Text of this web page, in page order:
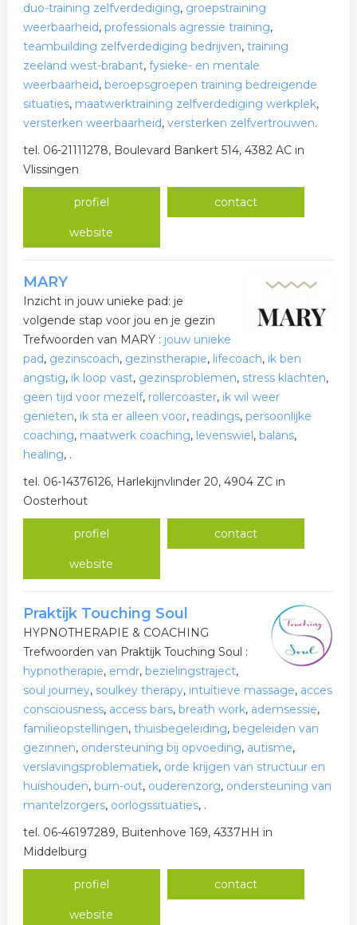
duo-training zelfverdediging, groeps­training
weerbaarheid, professionals agressie training,
teambuilding zelfverdediging bedrijven, training
zeeland west-brabant, fysieke- en mentale
weerbaarheid, beroepsgroepen training bedreigende
situaties, maatwerktraining zelfverdediging werkplek,
versterken weerbaarheid, versterken zelfvertrouwen.
tel. 06-21111278, Boulevard Bankert 514, 4382 AC in
Vlissingen
profiel contact
website
MARY
Inzicht in jouw unieke pad: je
volgende stap voor jou en je gezin
Trefwoorden van MARY : jouw unieke
pad, gezinscoach, gezinstherapie, lifecoach, ik ben
angstig, ik loop vast, gezinsproblemen, stress klachten,
geen tijd voor mezelf, rollercoaster, ik wil weer
genieten, ik sta er alleen voor, readings, persoonlijke
coaching, maatwerk coaching, levenswiel, balans,
healing, .
tel. 06-14376126, Harlekijnvlinder 20, 4904 ZC in
Oosterhout
profiel contact
website
Praktijk Touching Soul
HYPNOTHERAPIE & COACHING
Trefwoorden van Praktijk Touching Soul :
hypnotherapie, emdr, bezielingstraject,
soul journey, soulkey therapy, intuïtieve massage, acces
consciousness, access bars, breath work, ademsessie,
familieopstellingen, thuisbegeleiding, begeleiden van
gezinnen, ondersteuning bij opvoeding, autisme,
verslavingsproblematiek, orde krijgen van structuur en
huishouden, burn-out, ouderenzorg, ondersteuning van
mantelzorgers, oorlogssituaties, .
tel. 06-46197289, Buitenhove 169, 4337HH in
Middelburg
profiel contact
website